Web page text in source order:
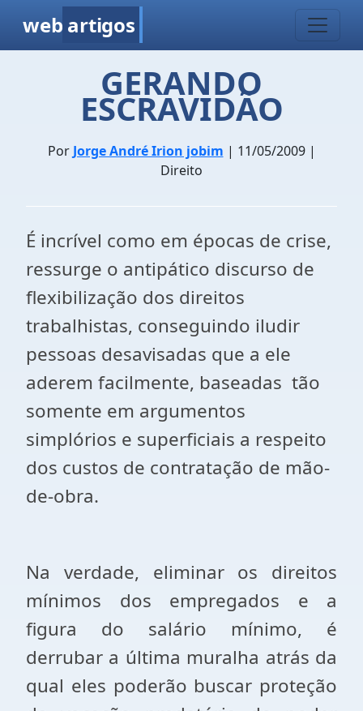
web artigos
GERANDO
ESCRAVIDÃO
Por Jorge André Irion jobim | 11/05/2009 |
Direito
É incrível como em épocas de crise,
ressurge o antipático discurso de
flexibilização dos direitos
trabalhistas, conseguindo iludir
pessoas desavisadas que a ele
aderem facilmente, baseadas tão
somente em argumentos
simplórios e superficiais a respeito
dos custos de contratação de mão-
de-obra.
Na verdade, eliminar os direitos
mínimos dos empregados e a
figura do salário mínimo, é
derrubar a última muralha atrás da
qual eles poderão buscar proteção